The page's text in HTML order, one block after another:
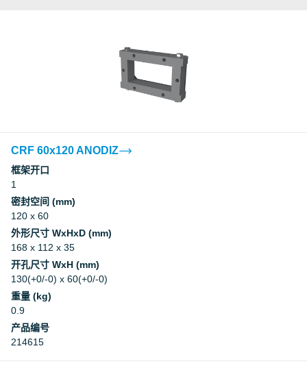
CRF 60x120 ANODIZ
框架开口
1
密封空间 (mm)
120 x 60
外形尺寸 WxHxD (mm)
168 x 112 x 35
开孔尺寸 WxH (mm)
130(+0/-0) x 60(+0/-0)
重量 (kg)
0.9
产品编号
214615